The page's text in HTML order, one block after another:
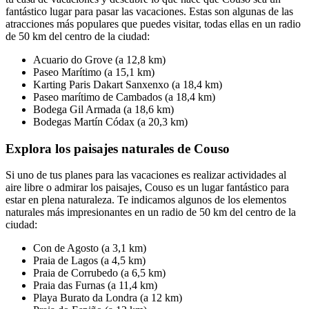
fantástico lugar para pasar las vacaciones. Estas son algunas de las
atracciones más populares que puedes visitar, todas ellas en un radio
de 50 km del centro de la ciudad:
Acuario do Grove (a 12,8 km)
Paseo Marítimo (a 15,1 km)
Karting Paris Dakart Sanxenxo (a 18,4 km)
Paseo marítimo de Cambados (a 18,4 km)
Bodega Gil Armada (a 18,6 km)
Bodegas Martín Códax (a 20,3 km)
Explora los paisajes naturales de Couso
Si uno de tus planes para las vacaciones es realizar actividades al
aire libre o admirar los paisajes, Couso es un lugar fantástico para
estar en plena naturaleza. Te indicamos algunos de los elementos
naturales más impresionantes en un radio de 50 km del centro de la
ciudad:
Con de Agosto (a 3,1 km)
Praia de Lagos (a 4,5 km)
Praia de Corrubedo (a 6,5 km)
Praia das Furnas (a 11,4 km)
Playa Burato da Londra (a 12 km)